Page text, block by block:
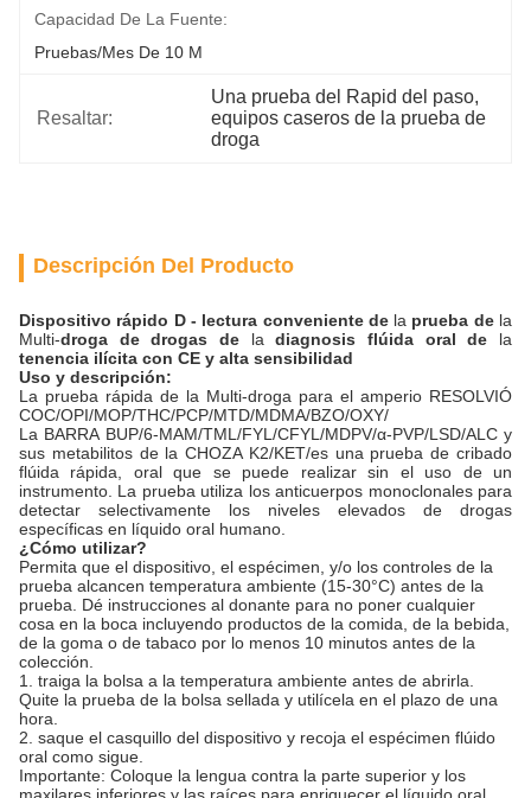
Capacidad De La Fuente:
Pruebas/mes De 10 M
Resaltar:
Una prueba del Rapid del paso,
equipos caseros de la prueba de
droga
Descripción Del Producto
Dispositivo rápido D - lectura conveniente dela prueba dela
Multi-droga de drogas de ladiagnosis flúida oral de la
tenencia ilícita con CE y alta sensibilidad
Uso y descripción:
La prueba rápida de la Multi-droga para el amperio RESOLVIÓ
COC/OPI/MOP/THC/PCP/MTD/MDMA/BZO/OXY/
La BARRA BUP/6-MAM/TML/FYL/CFYL/MDPV/α-PVP/LSD/ALC y
sus metabilitos de la CHOZA K2/KET/es una prueba de cribado
flúida rápida, oral que se puede realizar sin el uso de un
instrumento. La prueba utiliza los anticuerpos monoclonales para
detectar selectivamente los niveles elevados de drogas
específicas en líquido oral humano.
¿Cómo utilizar?
Permita que el dispositivo, el espécimen, y/o los controles de la
prueba alcancen temperatura ambiente (15-30°C) antes de la
prueba. Dé instrucciones al donante para no poner cualquier
cosa en la boca incluyendo productos de la comida, de la bebida,
de la goma o de tabaco por lo menos 10 minutos antes de la
colección.
1. traiga la bolsa a la temperatura ambiente antes de abrirla.
Quite la prueba de la bolsa sellada y utilícela en el plazo de una
hora.
2. saque el casquillo del dispositivo y recoja el espécimen flúido
oral como sigue.
Importante: Coloque la lengua contra la parte superior y los